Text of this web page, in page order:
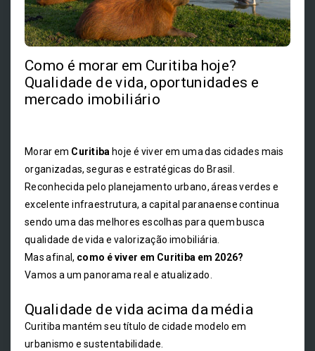
Como é morar em Curitiba hoje?
Qualidade de vida, oportunidades e
mercado imobiliário
Morar em Curitiba hoje é viver em uma das cidades mais
organizadas, seguras e estratégicas do Brasil.
Reconhecida pelo planejamento urbano, áreas verdes e
excelente infraestrutura, a capital paranaense continua
sendo uma das melhores escolhas para quem busca
qualidade de vida e valorização imobiliária.
Mas afinal, como é viver em Curitiba em 2026?
Vamos a um panorama real e atualizado.
Qualidade de vida acima da média
Curitiba mantém seu título de cidade modelo em
urbanismo e sustentabilidade.